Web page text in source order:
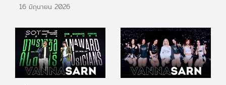
16 มิถุนายน 2026